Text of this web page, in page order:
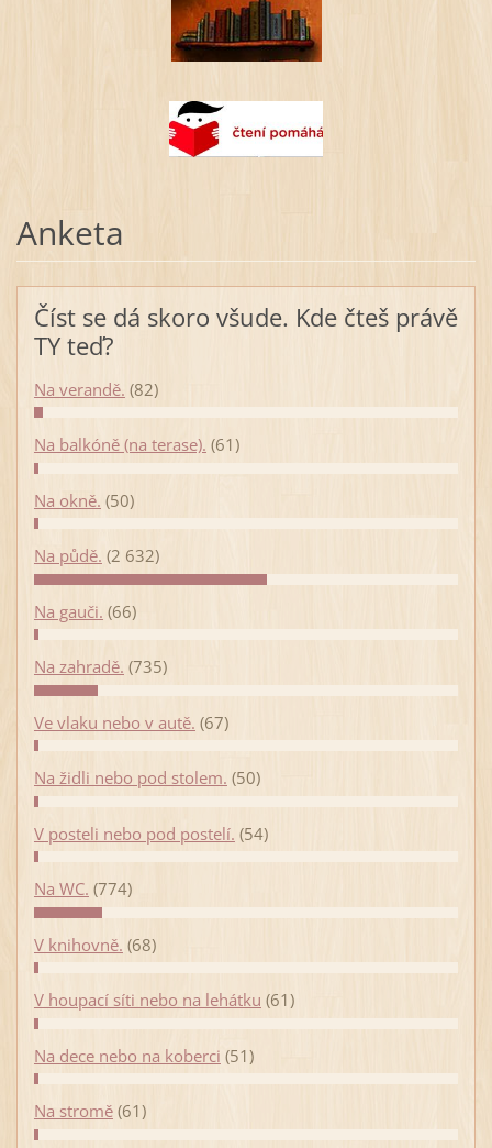
Anketa
Číst se dá skoro všude. Kde čteš právě
TY teď?
Na verandě. (82)
Na balkóně (na terase). (61)
Na okně. (50)
Na půdě. (2 632)
Na gauči. (66)
Na zahradě. (735)
Ve vlaku nebo v autě. (67)
Na židli nebo pod stolem. (50)
V posteli nebo pod postelí. (54)
Na WC. (774)
V knihovně. (68)
V houpací síti nebo na lehátku (61)
Na dece nebo na koberci (51)
Na stromě (61)